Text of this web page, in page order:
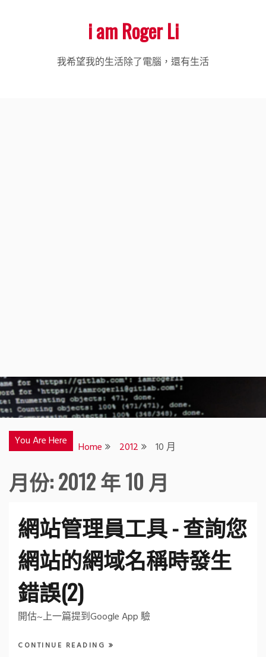
i am Roger Li
我希望我的生活除了電腦，還有生活
You Are Here Home 2012 10 月
月份:2012 年 10 月
網站管理員工具 - 查詢您
網站的網域名稱時發生
錯誤(2)
開估~上一篇提到Google App 驗
CONTINUE READING